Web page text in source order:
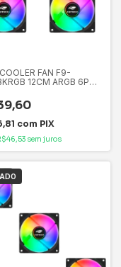
FAN F9-
12CM ARGB 6P
com PIX
sem juros